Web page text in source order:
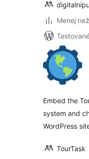
Menej
Embed the
system and
WordPress
TourTask